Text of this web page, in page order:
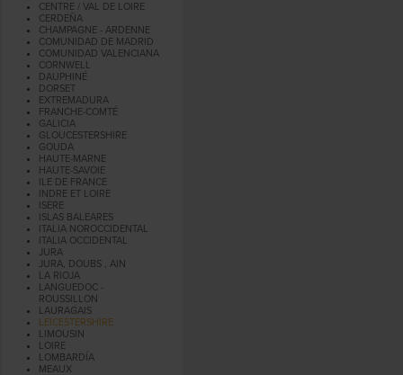
CENTRE / VAL DE LOIRE
CERDEÑA
CHAMPAGNE - ARDENNE
COMUNIDAD DE MADRID
COMUNIDAD VALENCIANA
CORNWELL
DAUPHINÉ
DORSET
EXTREMADURA
FRANCHE-COMTÉ
GALICIA
GLOUCESTERSHIRE
GOUDA
HAUTE-MARNE
HAUTE-SAVOIE
ILE DE FRANCE
INDRE ET LOIRE
ISÈRE
ISLAS BALEARES
ITALIA NOROCCIDENTAL
ITALIA OCCIDENTAL
JURA
JURA, DOUBS , AIN
LA RIOJA
LANGUEDOC -
ROUSSILLON
LAURAGAIS
LEICESTERSHIRE
LIMOUSIN
LOIRE
LOMBARDÍA
MEAUX